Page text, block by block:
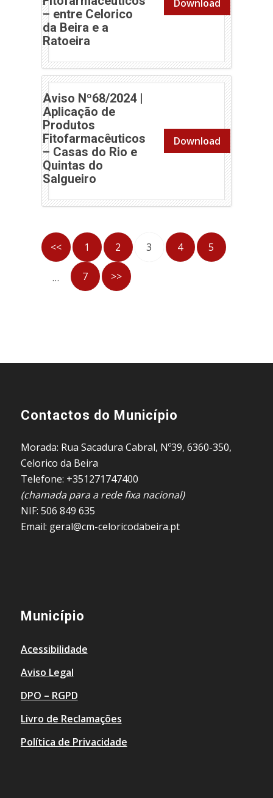
– entre Celorico
da Beira e a
Ratoeira
Download
Aviso Nº68/2024 |
Aplicação de
Produtos
Fitofarmacêuticos
– Casas do Rio e
Quintas do
Salgueiro
Download
<< 1 2 3 4 5
… 7 >>
Contactos do Município
Morada: Rua Sacadura Cabral, Nº39, 6360-350,
Celorico da Beira
Telefone: +351271747400
(chamada para a rede fixa nacional)
NIF: 506 849 635
Email: geral@cm-celoricodabeira.pt
Município
Acessibilidade
Aviso Legal
DPO – RGPD
Livro de Reclamações
Política de Privacidade